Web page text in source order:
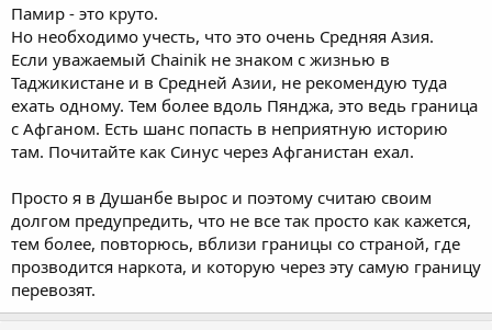
Памир - это круто.
Но необходимо учесть, что это очень Средняя Азия.
Если уважаемый Chainik не знаком с жизнью в
Таджикистане и в Средней Азии, не рекомендую туда
ехать одному. Тем более вдоль Пянджа, это ведь граница
с Афганом. Есть шанс попасть в неприятную историю
там. Почитайте как Синус через Афганистан ехал.
Просто я в Душанбе вырос и поэтому считаю своим
долгом предупредить, что не все так просто как кажется,
тем более, повторюсь, вблизи границы со страной, где
прозводится наркота, и которую через эту самую границу
перевозят.